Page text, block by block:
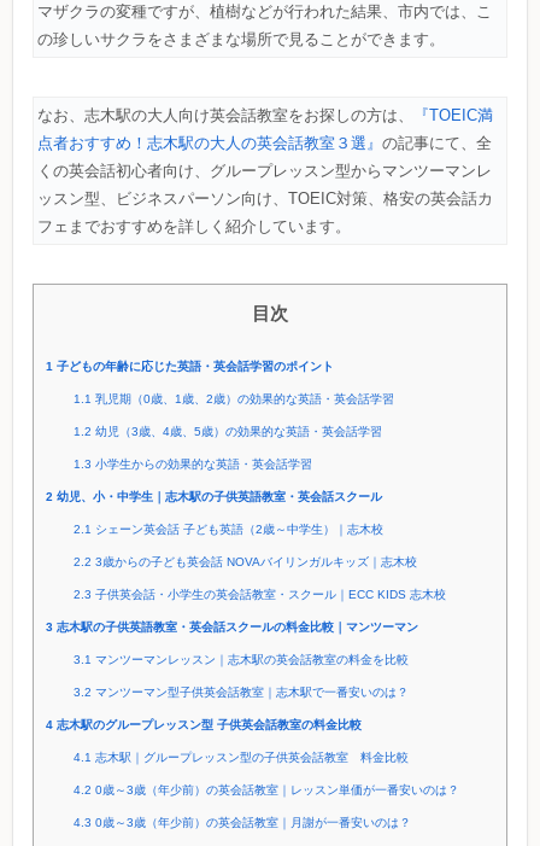
マザクラの変種ですが、植樹などが行われた結果、市内では、こ
の珍しいサクラをさまざまな場所で見ることができます。
なお、志木駅の大人向け英会話教室をお探しの方は、
『TOEIC満
点者おすすめ！志木駅の大人の英会話教室３選』 の記事にて、全
くの英会話初心者向け、グループレッスン型からマンツーマンレ
ッスン型、ビジネスパーソン向け、TOEIC対策、格安の英会話カ
フェまでおすすめを詳しく紹介しています。
目次
1 子どもの年齢に応じた英語・英会話学習のポイント
1.1 乳児期（0歳、1歳、2歳）の効果的な英語・英会話学習
1.2 幼児（3歳、4歳、5歳）の効果的な英語・英会話学習
1.3 小学生からの効果的な英語・英会話学習
2 幼児、小・中学生｜志木駅の子供英語教室・英会話スクール
2.1 シェーン英会話 子ども英語（2歳～中学生）｜志木校
2.2 3歳からの子ども英会話 NOVAバイリンガルキッズ｜志木校
2.3 子供英会話・小学生の英会話教室・スクール｜ECC KIDS 志木校
3 志木駅の子供英語教室・英会話スクールの料金比較｜マンツーマン
3.1 マンツーマンレッスン｜志木駅の英会話教室の料金を比較
3.2 マンツーマン型子供英会話教室｜志木駅で一番安いのは？
4 志木駅のグループレッスン型 子供英会話教室の料金比較
4.1 志木駅｜グループレッスン型の子供英会話教室 料金比較
4.2 0歳～3歳（年少前）の英会話教室｜レッスン単価が一番安いのは？
4.3 0歳～3歳（年少前）の英会話教室｜月謝が一番安いのは？